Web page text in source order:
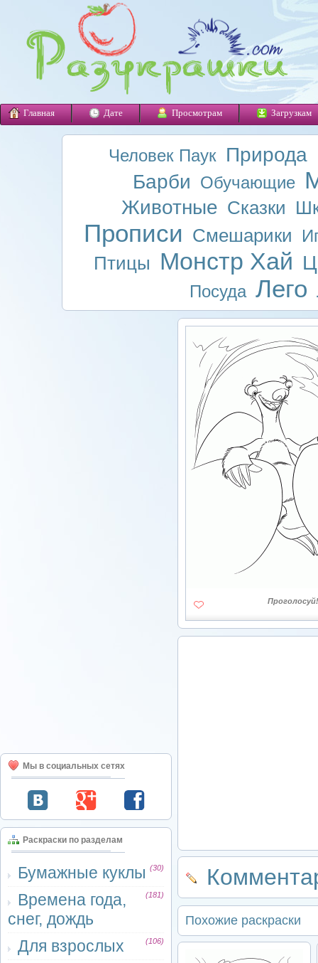
Главная Дате Просмотрам Загрузкам
Человек Паук Природа
Барби Обучающие
Животные Сказки
Прописи Смешарики
Птицы Монстр Хай
Посуда Лего
Мы в социальных сетях
Раскраски по разделам
Бумажные куклы (30)
Времена года,
снег, дождь
(181)
Для взрослых (106)
Проголосуй!
Похожие раскраски